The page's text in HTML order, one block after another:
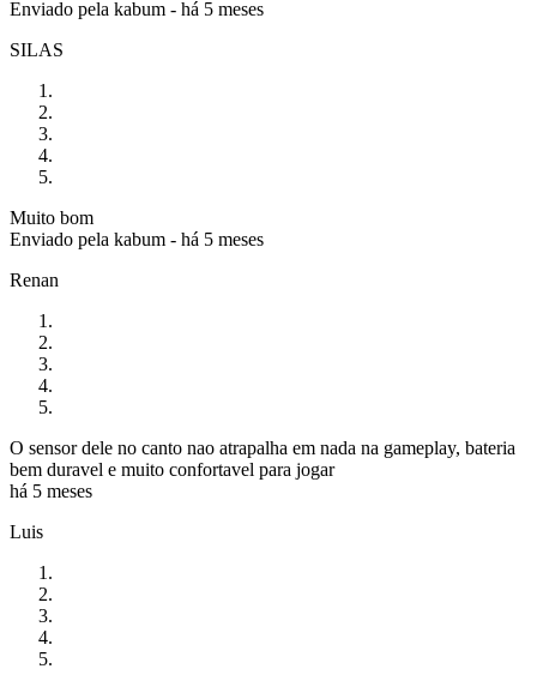
Enviado pela kabum - há 5 meses
SILAS
Muito bom
Enviado pela kabum - há 5 meses
Renan
O sensor dele no canto nao atrapalha em nada na gameplay, bateria
bem duravel e muito confortavel para jogar
há 5 meses
Luis